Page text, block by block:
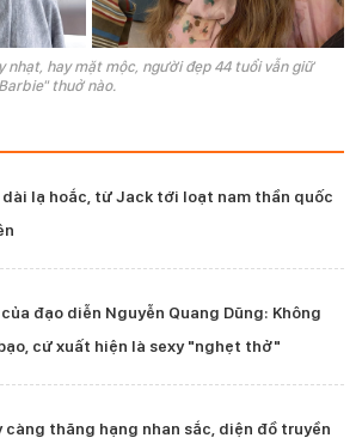
nhạt, hay mặt mộc, người đẹp 44 tuổi vẫn giữ
thuở nào.
dài lạ hoắc, từ Jack tới loạt nam thần quốc
đạo diễn Nguyễn Quang Dũng: Không
cứ xuất hiện là sexy "nghẹt thở"
càng thăng hạng nhan sắc, diện đồ truyền